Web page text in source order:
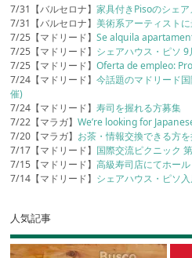
7/31【バルセロナ】家具付きPisoのシェ
7/31【バルセロナ】美術系アーティスト
7/25【マドリード】Se alquila
7/25【マドリード】 シェアハウス・ピソ
7/25【マドリード】Oferta de empleo:
7/24【マドリード】今話題のマドリード
催)
7/24【マドリード】寿司を握れる方募集
7/22【マラガ】We’re looking for
7/20【マラガ】 お茶・情報交換できる方
7/17【マドリード】 国際交流ピクニック
7/15【マドリード】高級寿司店にてホー
7/14【マドリード】 シェアハウス・ピソ
人気記事